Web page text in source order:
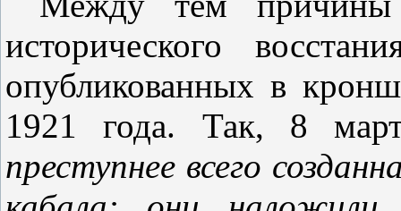
исторического
опубликованных в
1921 года. Так, 8
преступнее всего